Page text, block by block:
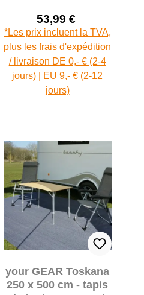
Prix de vente :
53,99 €
Prix régulier :
*Les prix incluent la TVA,
plus les frais d'expédition
/ livraison DE 0,- € (2-4
jours) | EU 9,- € (2-12
jours)
your GEAR Toskana
250 x 500 cm - tapis